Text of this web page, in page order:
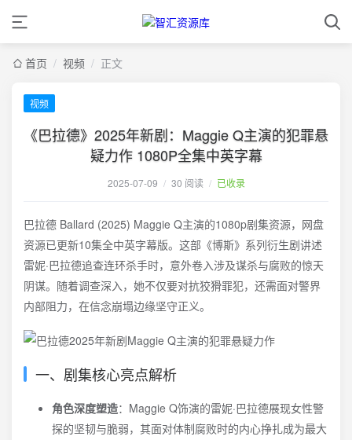
首页 / 视频 / 正文
视频
《巴拉德》2025年新剧：Maggie Q主演的犯罪悬
疑力作 1080P全集中英字幕
2025-07-09 / 30 阅读 / 已收录
巴拉德 Ballard (2025) Maggie Q主演的1080p剧集资源，网盘
资源已更新10集全中英字幕版。这部《博斯》系列衍生剧讲述
雷妮·巴拉德追查连环杀手时，意外卷入涉及谋杀与腐败的惊天
阴谋。随着调查深入，她不仅要对抗狡猾罪犯，还需面对警界
内部阻力，在信念崩塌边缘坚守正义。
一、剧集核心亮点解析
角色深度塑造：Maggie Q饰演的雷妮·巴拉德展现女性警
探的坚韧与脆弱，其面对体制腐败时的内心挣扎成为最大